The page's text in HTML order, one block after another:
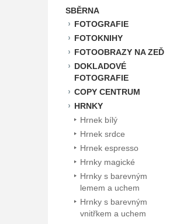
SBĚRNA
FOTOGRAFIE
FOTOKNIHY
FOTOOBRAZY NA ZEĎ
DOKLADOVÉ
FOTOGRAFIE
COPY CENTRUM
HRNKY
Hrnek bílý
Hrnek srdce
Hrnek espresso
Hrnky magické
Hrnky s barevným
lemem a uchem
Hrnky s barevným
vnitřkem a uchem